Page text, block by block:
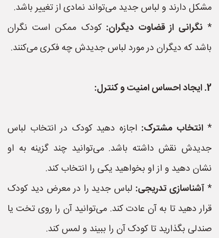
مشکل دارند و لباس جدید می‌تواند نمادی از تغییر باشد.
* نگرانی از قضاوت دیگران: کودک ممکن است نگران
باشد که دیگران در مورد لباس جدیدش چه فکری می‌کنند.
2. ایجاد احساس امنیت و کنترل:
*انتخاب مشترک: اجازه دهید کودک در انتخاب لباس
جدیدش نقش داشته باشد. می‌توانید چند گزینه به او
نشان دهید و از او بخواهید یکی را انتخاب کند.
* آشناسازی تدریجی: لباس جدید را در معرض دید کودک
قرار دهید تا به آن عادت کند. می‌توانید آن را روی تخت یا
صندلی بگذارید تا کودک آن را ببیند و لمس کند.